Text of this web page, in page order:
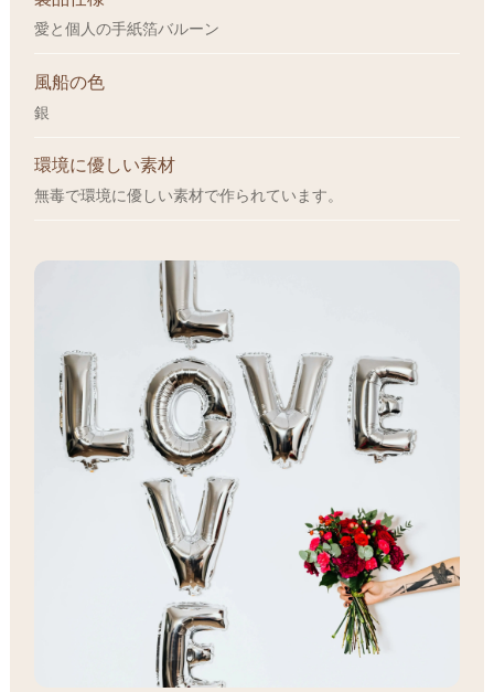
愛と個人の手紙箔バルーン
風船の色
銀
環境に優しい素材
無毒で環境に優しい素材で作られています。